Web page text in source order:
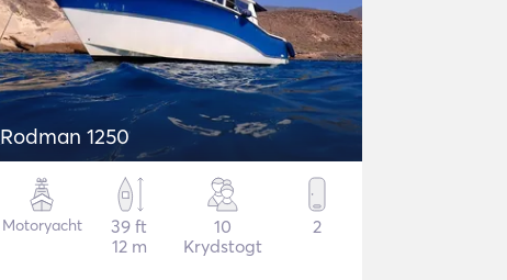
Rodman 1250
Motoryacht
39 ft
12 m
10
Krydstogt
2